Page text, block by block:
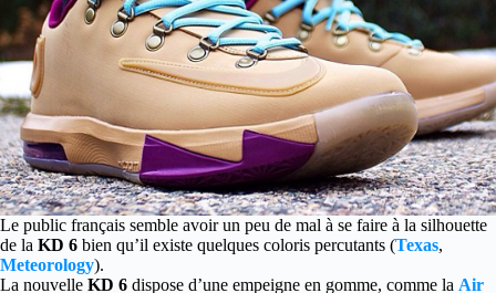
Le public français semble avoir un peu de mal à se faire à la silhouette
de la KD 6 bien qu’il existe quelques coloris percutants (Texas,
Meteorology).
La nouvelle KD 6 dispose d’une empeigne en gomme, comme la Air